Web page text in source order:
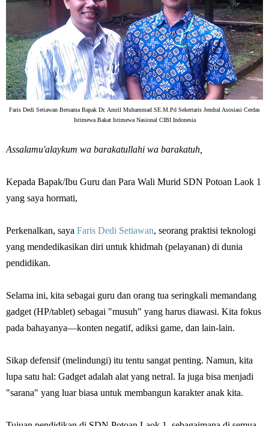
Faris Dedi Setiawan Bersama Bapak Dr. Amril Muhammad SE.M.Pd Sekertaris Jendral Asosiasi Cerdas
Istimewa Bakat Istimewa Nasional CIBI Indonesia
Assalamu'alaykum wa barakatullahi wa barakatuh,
Kepada Bapak/Ibu Guru dan Para Wali Murid SDN Potoan Laok 1
yang saya hormati,
Perkenalkan, saya Faris Dedi Setiawan, seorang praktisi teknologi
yang mendedikasikan diri untuk khidmah (pelayanan) di dunia
pendidikan.
Selama ini, kita sebagai guru dan orang tua seringkali memandang
gadget (HP/tablet) sebagai "musuh" yang harus diawasi. Kita fokus
pada bahayanya—konten negatif, adiksi game, dan lain-lain.
Sikap defensif (melindungi) itu tentu sangat penting. Namun, kita
lupa satu hal: Gadget adalah alat yang netral. Ia juga bisa menjadi
"sarana" yang luar biasa untuk membangun karakter anak kita.